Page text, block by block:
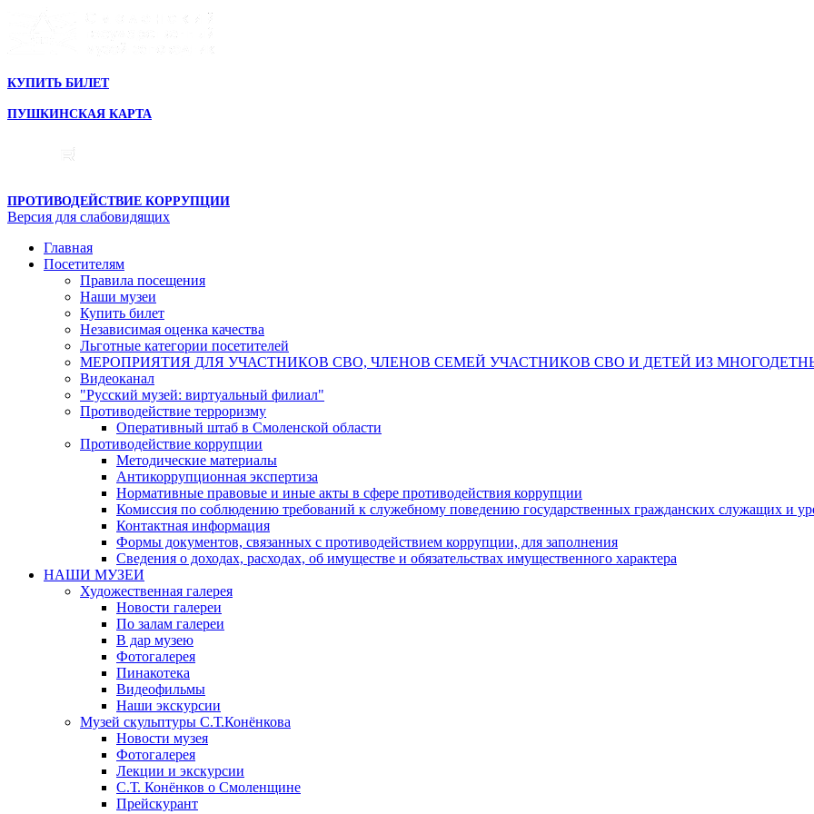
КУПИТЬ БИЛЕТ
ПУШКИНСКАЯ КАРТА
ПРОТИВОДЕЙСТВИЕ КОРРУПЦИИ
Версия для слабовидящих
Главная
Посетителям
Правила посещения
Наши музеи
Купить билет
Независимая оценка качества
Льготные категории посетителей
МЕРОПРИЯТИЯ ДЛЯ УЧАСТНИКОВ СВО, ЧЛЕНОВ СЕМЕЙ УЧАСТНИКОВ СВО И ДЕТЕЙ ИЗ
Видеоканал
"Русский музей: виртуальный филиал"
Противодействие терроризму
Оперативный штаб в Смоленской области
Противодействие коррупции
Методические материалы
Антикоррупционная экспертиза
Нормативные правовые и иные акты в сфере противодействия коррупции
Комиссия по соблюдению требований к служебному поведению государственных гражданских служащих и
Контактная информация
Формы документов, связанных с противодействием коррупции, для заполнения
Сведения о доходах, расходах, об имуществе и обязательствах имущественного характера
НАШИ МУЗЕИ
Художественная галерея
Новости галереи
По залам галереи
В дар музею
Фотогалерея
Пинакотека
Видеофильмы
Наши экскурсии
Музей скульптуры С.Т.Конёнкова
Новости музея
Фотогалерея
Лекции и экскурсии
С.Т. Конёнков о Смоленщине
Прейскурант